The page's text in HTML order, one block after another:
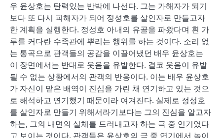
우 윤상호는 탄력있는 반박에 나선다. 그는 가해자가 되기
보다 또 다시 피해자가 되어 정성호를 살인자로 만들고자
한 계획을 실행한다. 정성호 아내의 유골을 파왔다며 흰 가
루를 커다란 수족관에 뿌리는 행위를 하는 것이다. 소리 없
는 통곡으로 관객들의 공감을 이끌어냈던 배우 윤상호는
이 장면에서는 반대로 웃음을 유발한다. 결코 웃음이 유발
될 수 없는 상황에서의 관객의 반응이다. 이는 배우 윤상호
가 자신이 맡은 배역이 진심을 가린 채 연기하고 있는 것으
로 해석하고 연기했기 때문이라 여겨진다. 실제로 정성호
를 살인자로 만들기 위해서라기보다는 그의 진심을 알고자
하는, 그의 내면의 실체를 드러내고자 하는 극 중 연기였다
고 보이는 것이다. 관객들은 윤상호의 극 중 연기에서 놀이